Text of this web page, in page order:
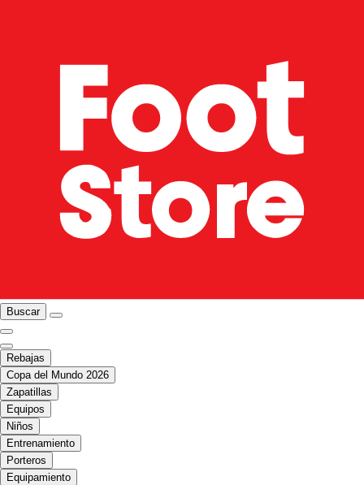
Buscar
Rebajas
Copa del Mundo 2026
Zapatillas
Equipos
Niños
Entrenamiento
Porteros
Equipamiento